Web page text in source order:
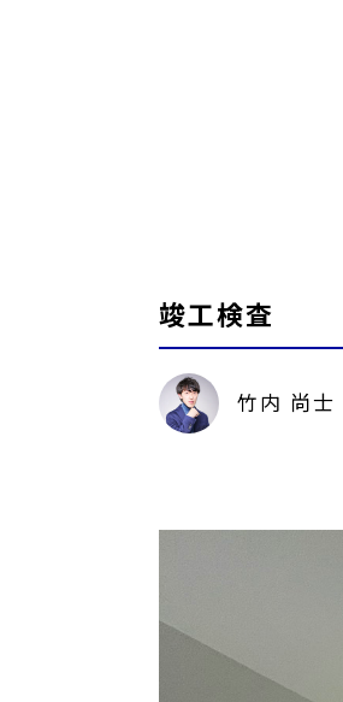
竣工検査
竹内 尚士